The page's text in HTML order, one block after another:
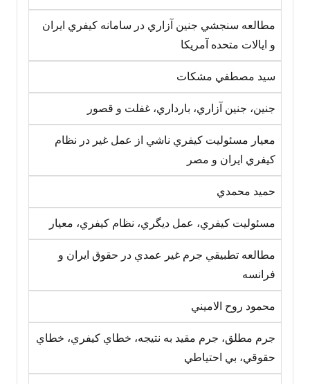
مطالعه سنجشي جنين آزاري در سامانه کيفري ايران
و ايالات متحده آمريکا
سيد مصطفي مشکات
جنين، جنين آزاري، بارداري، غفلت و قصور
معيار مسئوليت کيفري ناشي از عمل غير در نظام
کيفري ايران و مصر
حميد محمدي
مسئوليت کيفري، عمل ديگري، نظام کيفري، معيار
مطالعه تطبيقي جرم غير عمدي در حقوق ايران و
فرانسه
محمود روح الاميني
جرم مطلق، جرم مقيد به نتيجه، خطاي کيفري، خطاي
حقوقي، بي احتياطي